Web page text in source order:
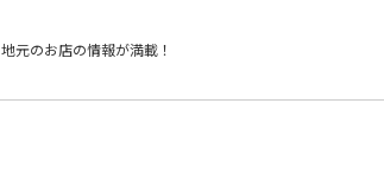
地元のお店の情報が満載！